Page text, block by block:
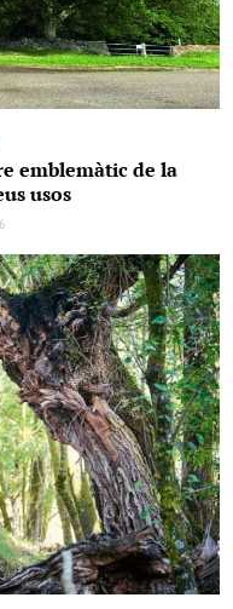
emblemàtic de la
usos